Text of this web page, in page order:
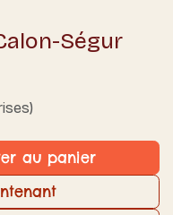
Ségur
au panier